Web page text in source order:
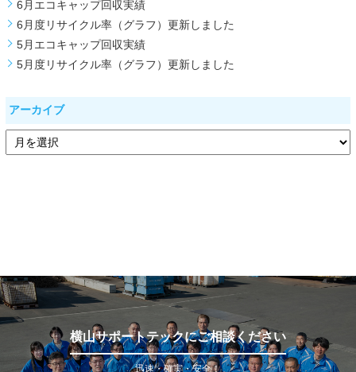
6月エコキャップ回収実績
6月度リサイクル率（グラフ）更新しました
5月エコキャップ回収実績
5月度リサイクル率（グラフ）更新しました
アーカイブ
横山サポートテックにご相談ください
迅速・確実・安全！